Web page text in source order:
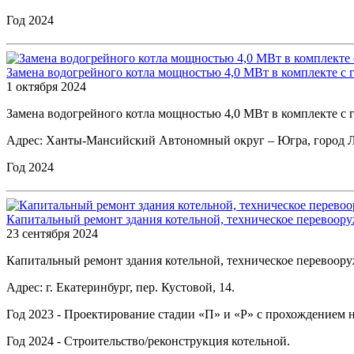
Год 2024
Замена водогрейного котла мощностью 4,0 МВт в комплекте с
1 октября 2024
Замена водогрейного котла мощностью 4,0 МВт в комплекте
Адрес: Ханты-Мансийский Автономный округ – Югра, город
Год 2024
Капитальный ремонт здания котельной, техническое
23 сентября 2024
Капитальный ремонт здания котельной, техническое
Адрес: г. Екатеринбург, пер. Кустовой, 14.
Год 2023 - Проектирование стадии «П» и «Р» с прохождением
Год 2024 - Строительство/реконструкция котельной.